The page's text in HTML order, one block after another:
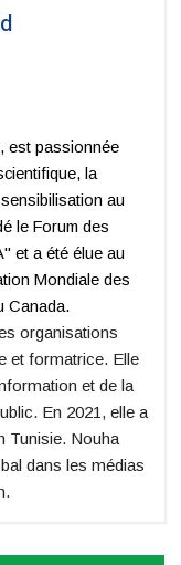
est passionnée
la
au
le Forum des
et a été élue au
Mondiale des
Canada.
organisations
et formatrice. Elle
et de la
En 2021, elle a
Tunisie. Nouha
dans les médias